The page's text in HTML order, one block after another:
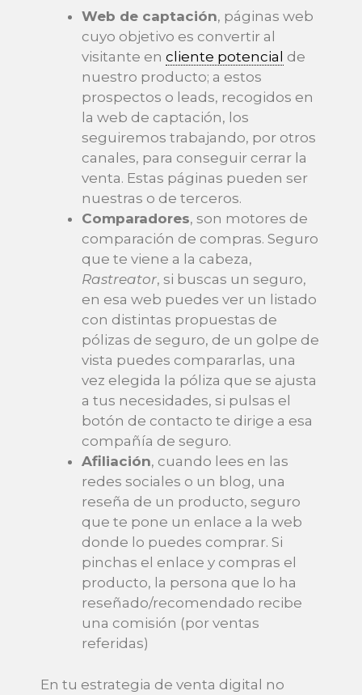
Web de captación, páginas web
cuyo objetivo es convertir al
visitante en cliente potencial de
nuestro producto; a estos
prospectos o leads, recogidos en
la web de captación, los
seguiremos trabajando, por otros
canales, para conseguir cerrar la
venta. Estas páginas pueden ser
nuestras o de terceros.
Comparadores, son motores de
comparación de compras. Seguro
que te viene a la cabeza,
Rastreator, si buscas un seguro,
en esa web puedes ver un listado
con distintas propuestas de
pólizas de seguro, de un golpe de
vista puedes compararlas, una
vez elegida la póliza que se ajusta
a tus necesidades, si pulsas el
botón de contacto te dirige a esa
compañía de seguro.
Afiliación, cuando lees en las
redes sociales o un blog, una
reseña de un producto, seguro
que te pone un enlace a la web
donde lo puedes comprar. Si
pinchas el enlace y compras el
producto, la persona que lo ha
reseñado/recomendado recibe
una comisión (por ventas
referidas)
En tu estrategia de venta digital no